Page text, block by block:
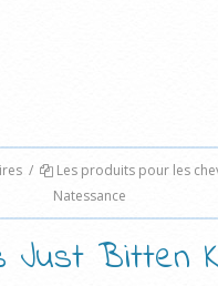
/ Les produits pour les
Natessance
Bitten